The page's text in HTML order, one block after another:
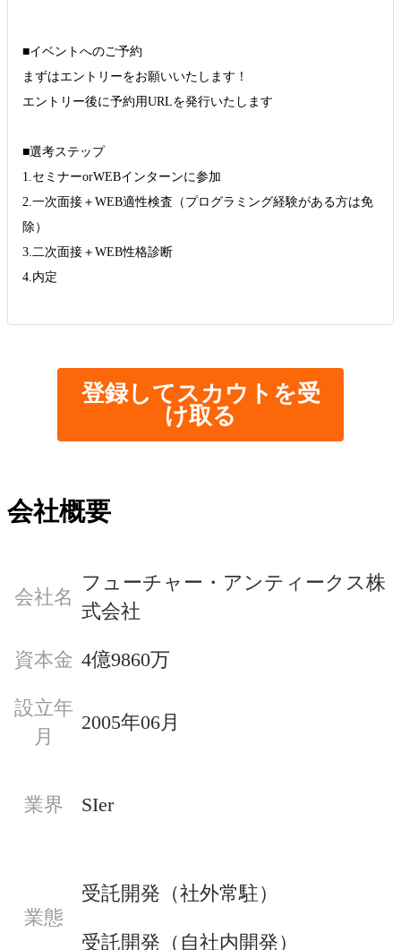
■イベントへのご予約
まずはエントリーをお願いいたします！
エントリー後に予約用URLを発行いたします
■選考ステップ
1.セミナーorWEBインターンに参加
2.一次面接＋WEB適性検査（プログラミング経験がある方は免
除）
3.二次面接＋WEB性格診断
4.内定
登録してスカウトを受
け取る
会社概要
会社名
フューチャー・アンティークス株
式会社
資本金 4億9860万
設立年
月
2005年06月
業界 SIer
業態
受託開発（社外常駐）
受託開発（自社内開発）